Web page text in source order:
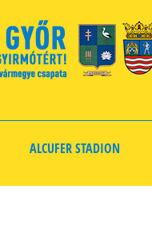
ALCUFER STADION